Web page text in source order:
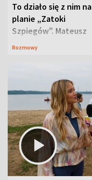
To działo się z nim na
planie „Zatoki
Szpiegów”. Mateusz
Janicki odsłonił
Rozmowy